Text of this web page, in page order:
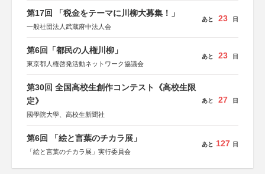
第17回 「税金をテーマに川柳大募集！」
一般社団法人武蔵府中法人会
あと 23 日
第6回「都民の人権川柳」
東京都人権啓発活動ネットワーク協議会
あと 23 日
第30回 全国高校生創作コンテスト《高校生限
定》
國學院大學、高校生新聞社
あと 27 日
第6回 「絵と言葉のチカラ展」
「絵と言葉のチカラ展」実行委員会
あと 127 日